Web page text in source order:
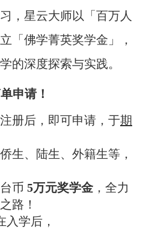
，星云大师以「百万人
「佛学菁英奖学金」，
的深度探索与实践。
申请！
册后，即可申请，于期
生、陆生、外籍生等，
币 5万元奖学金 ，全力
路！
入学后，